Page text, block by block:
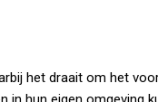
het draait om het